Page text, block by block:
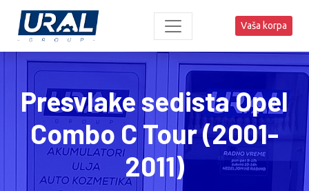
Vaša korpa
Presvlake sedista Opel
Combo C Tour (2001-
2011)